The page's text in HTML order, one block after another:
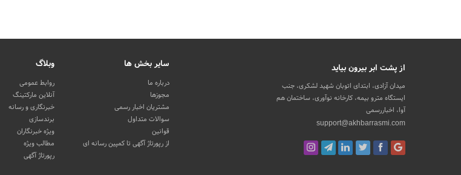
از پشت ابر بیرون بیاید
میدان آزادی، ابتدای اتوبان شهید لشکری، جنب
ایستگاه مترو بیمه، کارخانه نوآوری، ساختمان هم
آوا، اخباررسمی
support@akhbarrasmi.com
سایر بخش ها
درباره ما
مجوزها
مشتریان اخبار رسمی
سوالات متداول
قوانین
از رپورتاژ آگهی تا کمپین رسانه ای
وبلاگ
روابط عمومی
آنلاین مارکتینگ
خبرنگاری و رسانه
برندسازی
ویژه خبرنگاران
مطالب ویژه
رپورتاژ آگهی